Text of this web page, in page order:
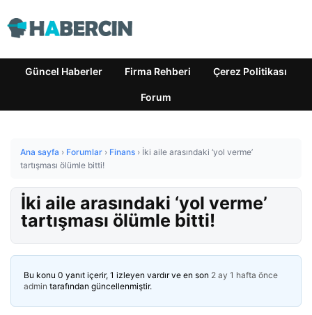
Güncel Haberler Firma Rehberi Çerez Politikası
Forum
Ana sayfa › Forumlar › Finans › İki aile arasındaki ‘yol verme’
tartışması ölümle bitti!
İki aile arasındaki ‘yol verme’
tartışması ölümle bitti!
Bu konu 0 yanıt içerir, 1 izleyen vardır ve en son 2 ay 1 hafta önce
admin tarafından güncellenmiştir.